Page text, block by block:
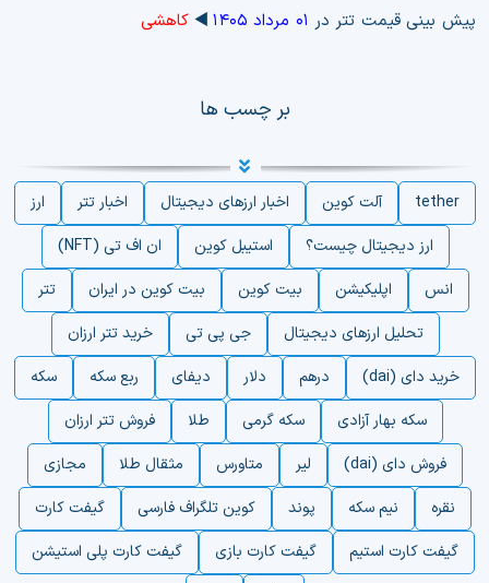
پیش بینی قیمت تتر در ۰۱ مرداد ۱۴۰۵ ◀️ کاهشی
بر چسب ها
tether آلت کوین اخبار ارزهای دیجیتال اخبار تتر
ارز
ارز دیجیتال چیست؟
استیبل کوین
ان اف تی (NFT)
انس
اپلیکیشن بیت کوین بیت کوین در ایران
تتر
تحلیل ارزهای دیجیتال
جی پی تی
خرید تتر ارزان
خرید دای (dai)
درهم دلار دیفای ربع سکه
سکه
سکه بهار آزادی
سکه گرمی طلا
فروش تتر ارزان
فروش دای (dai)
لیر متاورس مثقال طلا
مجازی
نقره
نیم سکه پوند کوین تلگراف فارسی
گیفت کارت
گیفت کارت استیم
گیفت کارت بازی
گیفت کارت پلی استیشن